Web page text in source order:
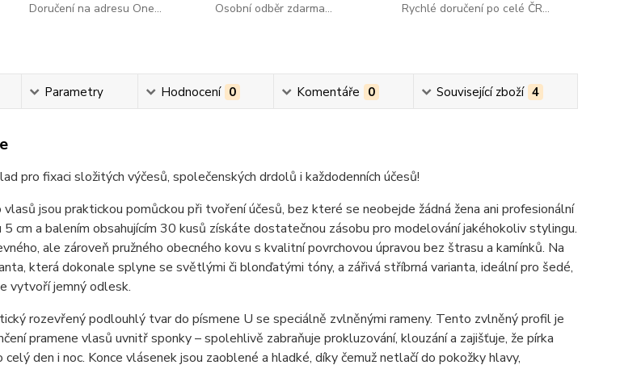
Doručení na adresu One...
Osobní odběr zdarma...
Rychlé doručení po celé ČR...
Parametry Hodnocení 0 Komentáře 0 Související zboží 4
pro fixaci složitých výčesů, společenských drdolů i každodenních účesů!
jsou praktickou pomůckou při tvoření účesů, bez které se neobejde žádná žena ani profesionální
cm a balením obsahujícím 30 kusů získáte dostatečnou zásobu pro modelování jakéhokoliv stylingu.
ale zároveň pružného obecného kovu s kvalitní povrchovou úpravou bez štrasu a kamínků. Na
která dokonale splyne se světlými či blonďatými tóny, a zářivá stříbrná varianta, ideální pro šedé,
vytvoří jemný odlesk.
rozevřený podlouhlý tvar do písmene U se speciálně zvlněnými rameny. Tento zvlněný profil je
pramene vlasů uvnitř sponky – spolehlivě zabraňuje prokluzování, klouzání a zajišťuje, že pírka
den i noc. Konce vlásenek jsou zaoblené a hladké, díky čemuž netlačí do pokožky hlavy,